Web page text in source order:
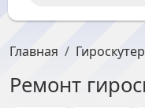
Главная
Ремонт